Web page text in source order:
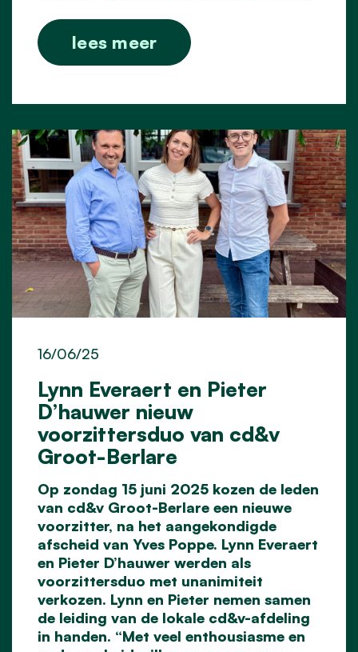
lees meer
Lynn Everaert en Pieter
D’hauwer nieuw
voorzittersduo van cd&v
Groot-Berlare
16/06/25
Op zondag 15 juni 2025 kozen de leden
van cd&v Groot-Berlare een nieuwe
voorzitter, na het aangekondigde
afscheid van Yves Poppe. Lynn Everaert
en Pieter D’hauwer werden als
voorzittersduo met unanimiteit
verkozen. Lynn en Pieter nemen samen
de leiding van de lokale cd&v-afdeling
in handen. “Met veel enthousiasme en